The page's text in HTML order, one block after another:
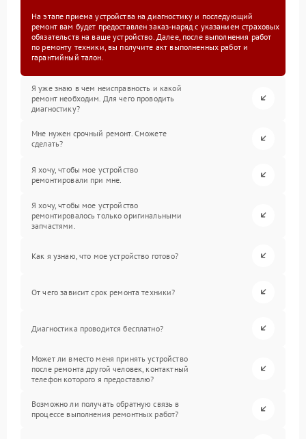
На этапе приема устройства на диагностику и последующий
ремонт вам будет предоставлен заказ-наряд с указанием страховых
обязательств на ваше устройство. Далее, после выполнения работ
по ремонту техники, вы получите акт выполненных работ и
гарантийный талон.
Я уже знаю в чем неисправность и какой
ремонт необходим. Для чего проводить
диагностику?
Мне нужен срочный ремонт. Сможете
сделать?
Я хочу, чтобы мое устройство
ремонтировали при мне.
Я хочу, чтобы мое устройство
ремонтировалось только оригинальными
запчастями.
Как я узнаю, что мое устройство готово?
От чего зависит срок ремонта техники?
Диагностика проводится бесплатно?
Может ли вместо меня принять устройство
после ремонта другой человек, контактный
телефон которого я предоставлю?
Возможно ли получать обратную связь в
процессе выполнения ремонтных работ?